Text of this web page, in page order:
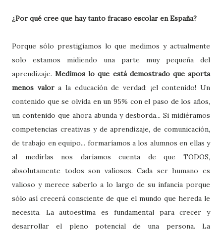
¿Por qué cree que hay tanto fracaso escolar en España?
Porque sólo prestigiamos lo que medimos y actualmente
solo estamos midiendo una parte muy pequeña del
aprendizaje.Medimos lo que está demostrado que aporta
menos valora la educación de verdad: ¡el contenido! Un
contenido que se olvida en un 95% con el paso de los años,
un contenido que ahora abunda y desborda... Si midiéramos
competencias creativas y de aprendizaje, de comunicación,
de trabajo en equipo... formaríamos a los alumnos en ellas y
al medirlas nos daríamos cuenta de que TODOS,
absolutamente todos son valiosos. Cada ser humano es
valioso y merece saberlo a lo largo de su infancia porque
sólo así crecerá consciente de que el mundo que hereda le
necesita. La autoestima es fundamental para crecer y
desarrollar el pleno potencial de una persona. La